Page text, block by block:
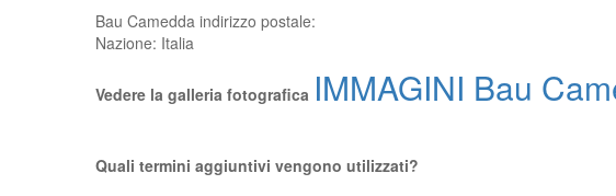
Bau Camedda indirizzo postale:
Nazione: Italia
Vedere la galleria fotografica IMMAGINI Bau
Quali termini aggiuntivi vengono utilizzati?